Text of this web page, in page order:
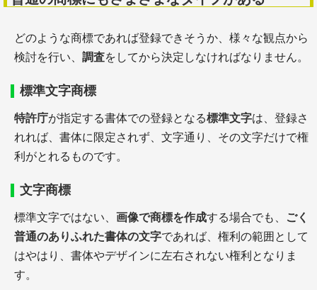
どのような商標であれば登録できそうか、様々な観点から
検討を行い、 調査をしてから決定しなければなりません。
標準文字商標
特許庁が指定する書体での登録となる標準文字は、登録さ
れれば、書体に限定されず、文字通り、その文字だけで権
利がとれるものです。
文字商標
標準文字ではない、 画像で商標を作成する場合でも、
ごく
普通のありふれた書体の文字であれば、権利の範囲として
はやはり、書体やデザインに左右されない権利となりま
す。